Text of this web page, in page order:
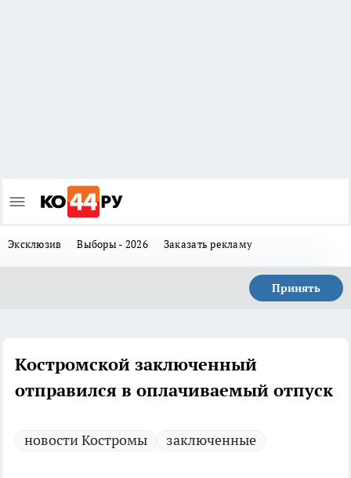
Эксклюзив Выборы - 2026 Заказать рекламу
Принять
Костромской заключенный
отправился в оплачиваемый отпуск
новости Костромы заключенные